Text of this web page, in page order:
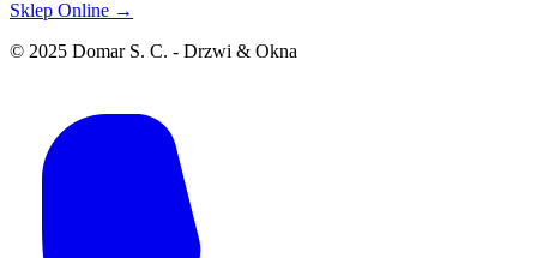
Sklep Online →
© 2025 Domar S. C. - Drzwi & Okna